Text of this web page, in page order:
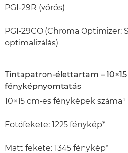
PGI-29R (vörös)
PGI-29CO (Chroma Optimizer:
optimalizálás)
Tintapatron-élettartam –
fényképnyomtatás
10×15 cm-es fényképek száma¹
Fotófekete: 1225 fénykép*
Matt fekete: 1345 fénykép*